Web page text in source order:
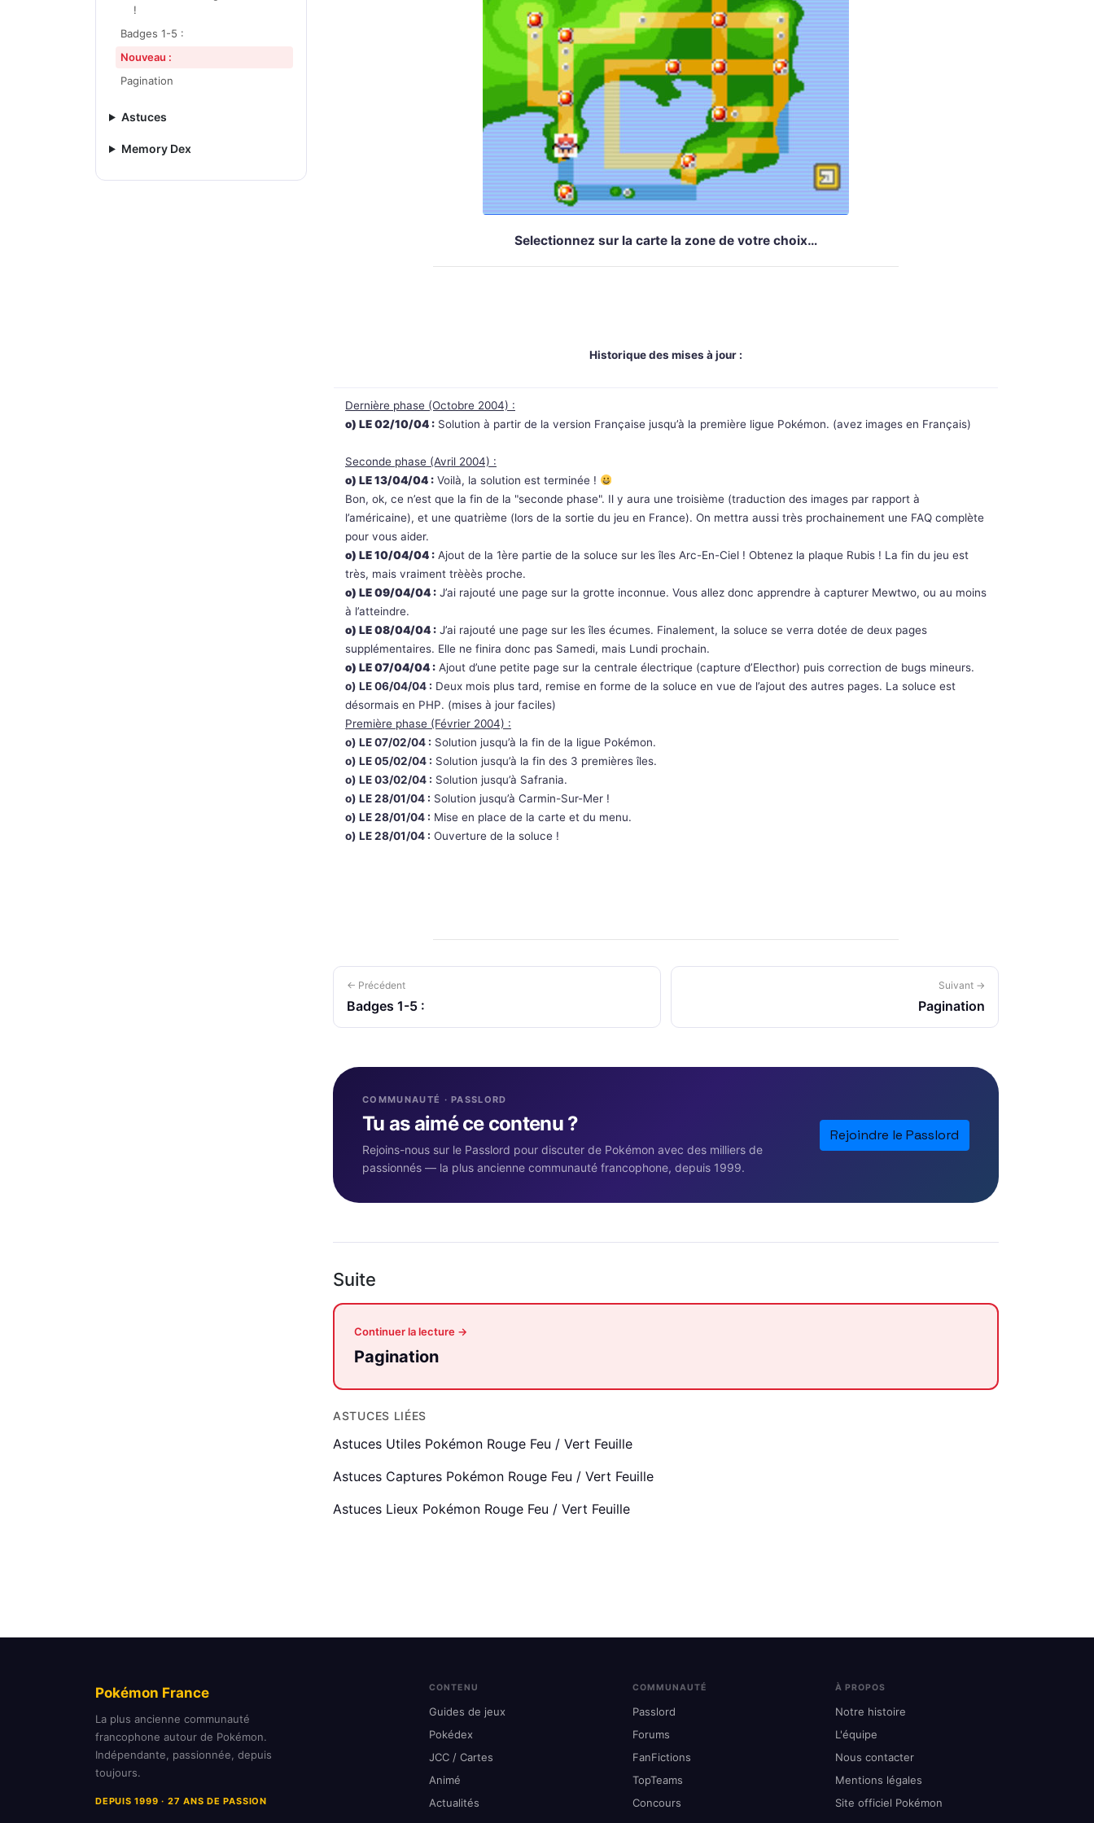
!
Badges 1-5 :
Nouveau :
Pagination
Astuces
Memory Dex
Selectionnez sur la carte la zone de votre choix…
Historique des mises à jour :
Dernière phase (Octobre 2004) :
o) LE 02/10/04 : Solution à partir de la version Française jusqu’à la première ligue Pokémon. (avez images en Français)
Seconde phase (Avril 2004) :
o) LE 13/04/04 : Voilà, la solution est terminée !
Bon, ok, ce n’est que la fin de la "seconde phase". Il y aura une troisième (traduction des images par rapport à
l’américaine), et une quatrième (lors de la sortie du jeu en France). On mettra aussi très prochainement une FAQ complète
pour vous aider.
o) LE 10/04/04 : Ajout de la 1ère partie de la soluce sur les îles Arc-En-Ciel ! Obtenez la plaque Rubis ! La fin du jeu est
très, mais vraiment trèèès proche.
o) LE 09/04/04 : J’ai rajouté une page sur la grotte inconnue. Vous allez donc apprendre à capturer Mewtwo, ou au moins
à l’atteindre.
o) LE 08/04/04 : J’ai rajouté une page sur les îles écumes. Finalement, la soluce se verra dotée de deux pages
supplémentaires. Elle ne finira donc pas Samedi, mais Lundi prochain.
o) LE 07/04/04 : Ajout d’une petite page sur la centrale électrique (capture d’Electhor) puis correction de bugs mineurs.
o) LE 06/04/04 : Deux mois plus tard, remise en forme de la soluce en vue de l’ajout des autres pages. La soluce est
désormais en PHP. (mises à jour faciles)
Première phase (Février 2004) :
o) LE 07/02/04 : Solution jusqu’à la fin de la ligue Pokémon.
o) LE 05/02/04 : Solution jusqu’à la fin des 3 premières îles.
o) LE 03/02/04 : Solution jusqu’à Safrania.
o) LE 28/01/04 : Solution jusqu’à Carmin-Sur-Mer !
o) LE 28/01/04 : Mise en place de la carte et du menu.
o) LE 28/01/04 : Ouverture de la soluce !
← Précédent
Badges 1-5 :
Suivant →
Pagination
COMMUNAUTÉ · PASSLORD
Tu as aimé ce contenu ?
Rejoins-nous sur le Passlord pour discuter de Pokémon avec des milliers de
passionnés — la plus ancienne communauté francophone, depuis 1999.
Rejoindre le Passlord
Suite
Continuer la lecture →
Pagination
ASTUCES LIÉES
Astuces Utiles Pokémon Rouge Feu / Vert Feuille
Astuces Captures Pokémon Rouge Feu / Vert Feuille
Astuces Lieux Pokémon Rouge Feu / Vert Feuille
Pokémon France
La plus ancienne communauté
francophone autour de Pokémon.
Indépendante, passionnée, depuis
toujours.
DEPUIS 1999 · 27 ANS DE PASSION
CONTENU
Guides de jeux
Pokédex
JCC / Cartes
Animé
Actualités
COMMUNAUTÉ
Passlord
Forums
FanFictions
TopTeams
Concours
À PROPOS
Notre histoire
L'équipe
Nous contacter
Mentions légales
Site officiel Pokémon